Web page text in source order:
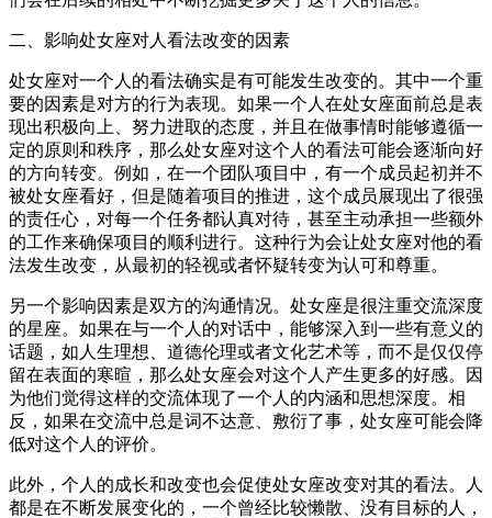
二、影响处女座对人看法改变的因素
处女座对一个人的看法确实是有可能发生改变的。其中一个重
要的因素是对方的行为表现。如果一个人在处女座面前总是表
现出积极向上、努力进取的态度，并且在做事情时能够遵循一
定的原则和秩序，那么处女座对这个人的看法可能会逐渐向好
的方向转变。例如，在一个团队项目中，有一个成员起初并不
被处女座看好，但是随着项目的推进，这个成员展现出了很强
的责任心，对每一个任务都认真对待，甚至主动承担一些额外
的工作来确保项目的顺利进行。这种行为会让处女座对他的看
法发生改变，从最初的轻视或者怀疑转变为认可和尊重。
另一个影响因素是双方的沟通情况。处女座是很注重交流深度
的星座。如果在与一个人的对话中，能够深入到一些有意义的
话题，如人生理想、道德伦理或者文化艺术等，而不是仅仅停
留在表面的寒暄，那么处女座会对这个人产生更多的好感。因
为他们觉得这样的交流体现了一个人的内涵和思想深度。相
反，如果在交流中总是词不达意、敷衍了事，处女座可能会降
低对这个人的评价。
此外，个人的成长和改变也会促使处女座改变对其的看法。人
都是在不断发展变化的，一个曾经比较懒散、没有目标的人，